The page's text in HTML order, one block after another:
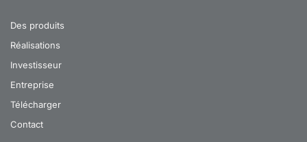
Des produits
Réalisations
Investisseur
Entreprise
Télécharger
Contact